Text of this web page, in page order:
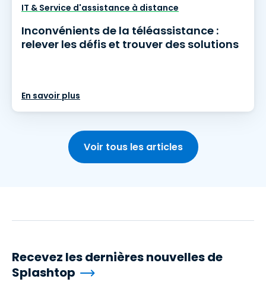
IT & Service d'assistance à distance
Inconvénients de la téléassistance :
relever les défis et trouver des solutions
En savoir plus
Voir tous les articles
Recevez les dernières nouvelles de
Splashtop